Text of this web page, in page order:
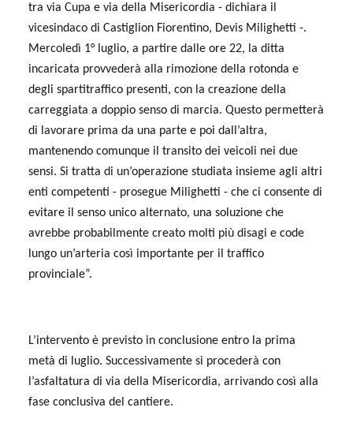
tra via Cupa e via della Misericordia - dichiara il
vicesindaco di Castiglion Fiorentino, Devis Milighetti -.
Mercoledì 1° luglio, a partire dalle ore 22, la ditta
incaricata provvederà alla rimozione della rotonda e
degli spartitraffico presenti, con la creazione della
carreggiata a doppio senso di marcia. Questo permetterà
di lavorare prima da una parte e poi dall’altra,
mantenendo comunque il transito dei veicoli nei due
sensi. Si tratta di un’operazione studiata insieme agli altri
enti competenti - prosegue Milighetti - che ci consente di
evitare il senso unico alternato, una soluzione che
avrebbe probabilmente creato molti più disagi e code
lungo un’arteria così importante per il traffico
provinciale”.
L’intervento è previsto in conclusione entro la prima
metà di luglio. Successivamente si procederà con
l’asfaltatura di via della Misericordia, arrivando così alla
fase conclusiva del cantiere.